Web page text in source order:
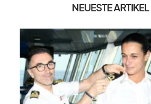
NEUESTE ARTIKEL